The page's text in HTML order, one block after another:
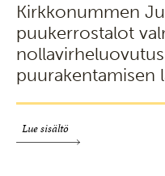
Kirkkonummen
puukerrostalot
puurakentamisen
Lue sisältö